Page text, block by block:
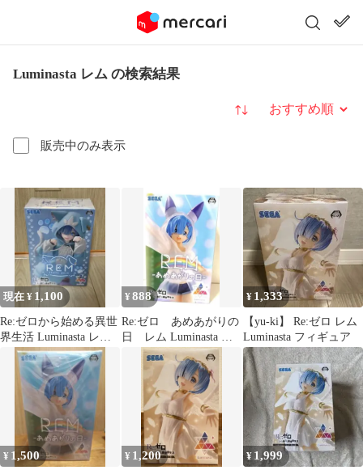
Luminasta レム の検索結果
販売中のみ表示
並び替え
現在 ¥ 1,100
Re:ゼロから始める異世
界生活 Luminasta レム
もふもふパック
¥888
Re:ゼロ あめあがりの
日 レム Luminasta フ
ィギュア
¥ 1,333
【yu-ki】 Re:ゼロ レム
Luminasta フィギュア
¥ 1,500 ¥ 1,200 ¥ 1,999